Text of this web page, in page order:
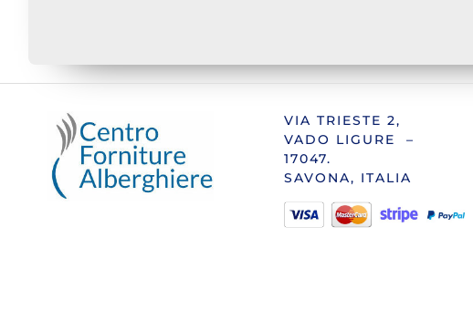
VIA TRIESTE 2,
VADO LIGURE –
17047.
SAVONA, ITALIA